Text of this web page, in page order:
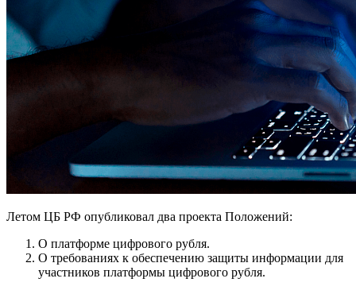
Летом ЦБ РФ опубликовал два проекта Положений:
О платформе цифрового рубля.
О требованиях к обеспечению защиты информации для
участников платформы цифрового рубля.